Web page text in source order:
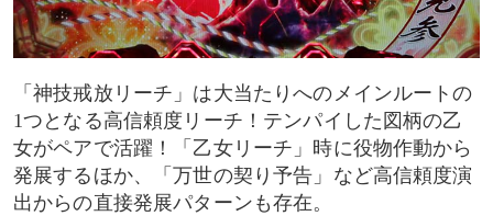
「神技戒放リーチ」は大当たりへのメインルートの
1つとなる高信頼度リーチ！テンパイした図柄の乙
女がペアで活躍！「乙女リーチ」時に役物作動から
発展するほか、「万世の契り予告」など高信頼度演
出からの直接発展パターンも存在。